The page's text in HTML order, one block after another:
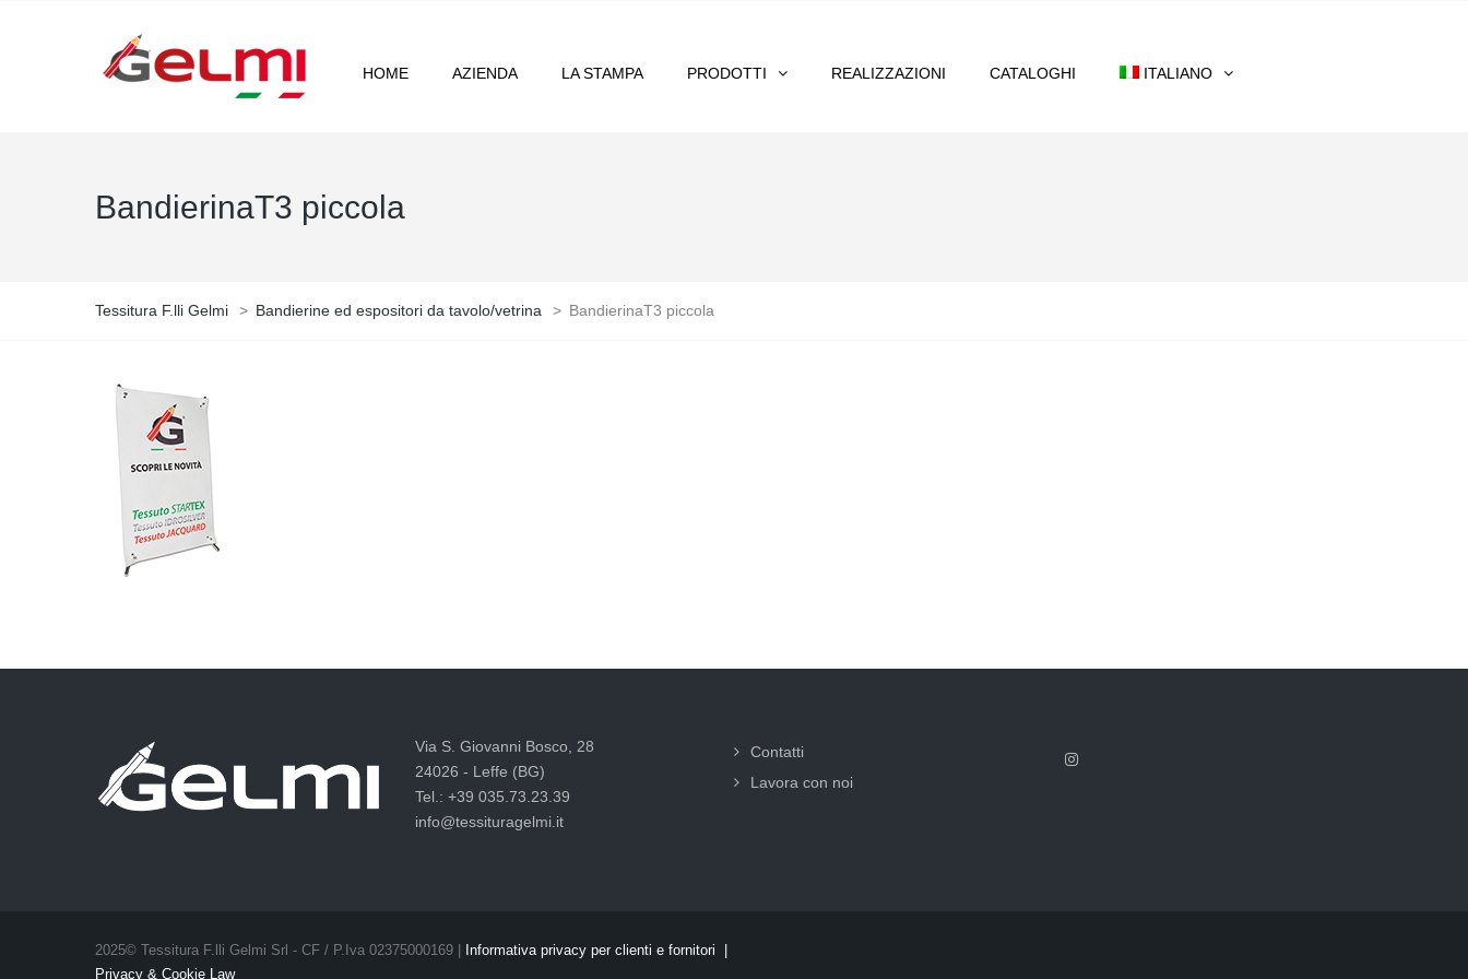
HOME AZIENDA LA STAMPA PRODOTTI REALIZZAZIONI CATALOGHI ITALIANO
BandierinaT3 piccola
Tessitura F.lli Gelmi > Bandierine ed espositori da tavolo/vetrina > BandierinaT3 piccola
Via S. Giovanni Bosco, 28
24026 - Leffe (BG)
Tel.: +39 035.73.23.39
info@tessituragelmi.it
Contatti
Lavora con noi
2025© Tessitura F.lli Gelmi Srl ‐ CF / P.Iva 02375000169 |
Informativa privacy per clienti e fornitori |
Privacy & Cookie Law